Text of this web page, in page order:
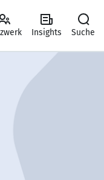
Insights Suche